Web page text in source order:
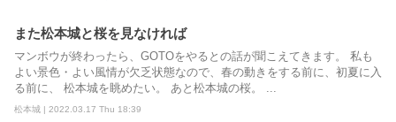
また松本城と桜を見なければ
マンボウが終わったら、GOTOをやるとの話が聞こえてきます。 私も
よい景色・よい風情が欠乏状態なので、春の動きをする前に、初夏に入
る前に、 松本城を眺めたい。 あと松本城の桜。 ...
松本城 | 2022.03.17 Thu 18:39